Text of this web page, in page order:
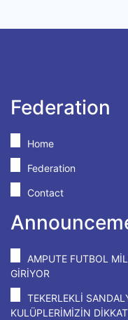
Federation
Home
Federation
Contact
AMPUTE FUTBOL
GİRİYOR
TEKERLEKLİ
KULÜPLERİMİZİN